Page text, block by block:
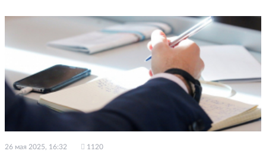
26 мая 2025, 16:32 1120